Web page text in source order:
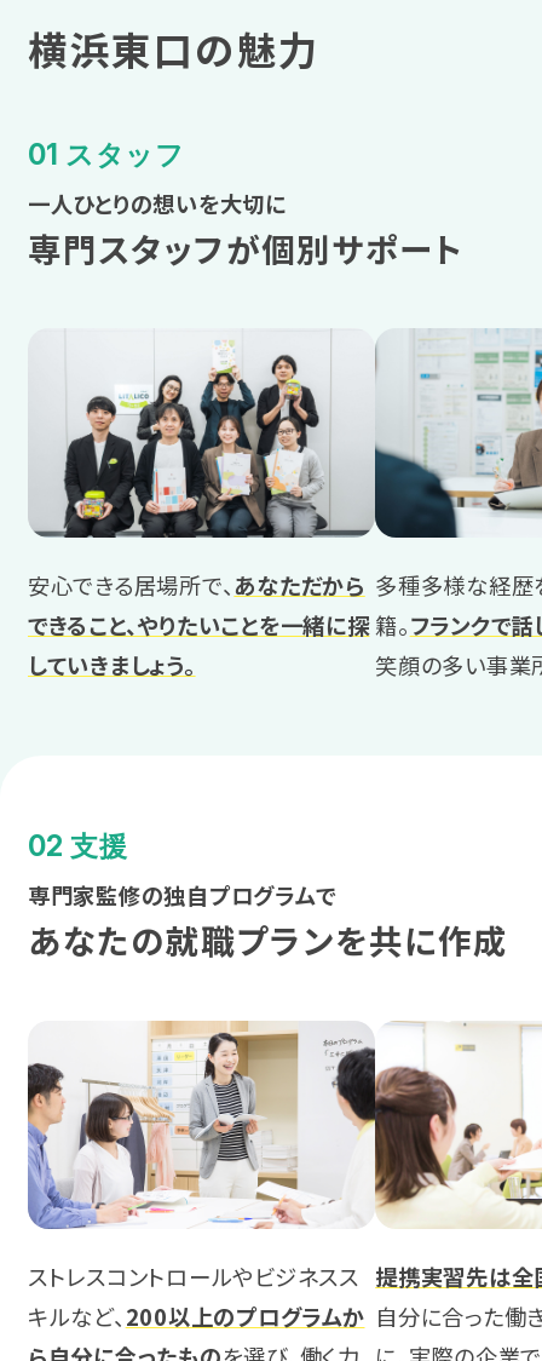
肢体不自由
企業インタビュー
合理的配慮とは
京都
中国・四国
山口
香川
九州・沖縄
熊本
横浜東口の魅力
01 スタッフ
一人ひとりの想いを大切に
専門スタッフが個別サポート
安心できる居場所で、あなただから
できること、やりたいことを一緒に探
していきましょう。
多種多様な経歴
籍。フランクで
笑顔の多い事業
02 支援
専門家監修の独自プログラムで
あなたの就職プランを共に作成
ストレスコントロールやビジネスス
キルなど、 200以上のプログラムか
提携実習先は全
自分に合った働